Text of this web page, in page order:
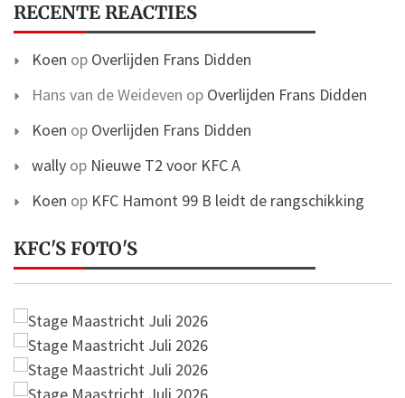
RECENTE REACTIES
Koen op Overlijden Frans Didden
Hans van de Weideven op Overlijden Frans Didden
Koen op Overlijden Frans Didden
wally op Nieuwe T2 voor KFC A
Koen op KFC Hamont 99 B leidt de rangschikking
KFC'S FOTO'S